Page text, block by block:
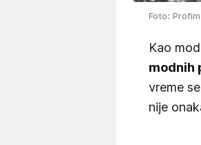
Foto:
Kao
modnih
vreme
nije